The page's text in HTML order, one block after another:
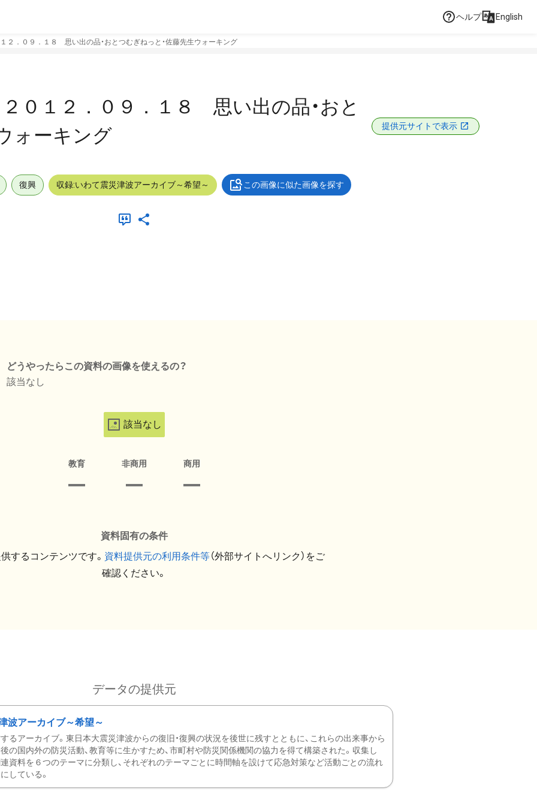
ヘルプ English
２．０９．１８ 思い出の品・おとつむぎねっと・佐藤先生ウォーキング
０１２．０９．１８ 思い出の品・おと
ォーキング
提供元サイトで表示
復興 収録:いわて震災津波アーカイブ～希望～ この画像に似た画像を探す
どうやったらこの資料の画像を使えるの？
該当なし
該当なし
教育 非商用 商用
資料固有の条件
するコンテンツです。 資料提供元の利用条件等（外部サイトへリンク）をご
確認ください。
データの提供元
波アーカイブ～希望～
るアーカイブ。東日本大震災津波からの復旧・復興の状況を後世に残すとともに、これらの出来事から
の国内外の防災活動、教育等に生かすため、市町村や防災関係機関の協力を得て構築された。収集し
資料を６つのテーマに分類し、それぞれのテーマごとに時間軸を設けて応急対策など活動ごとの流れ
している。